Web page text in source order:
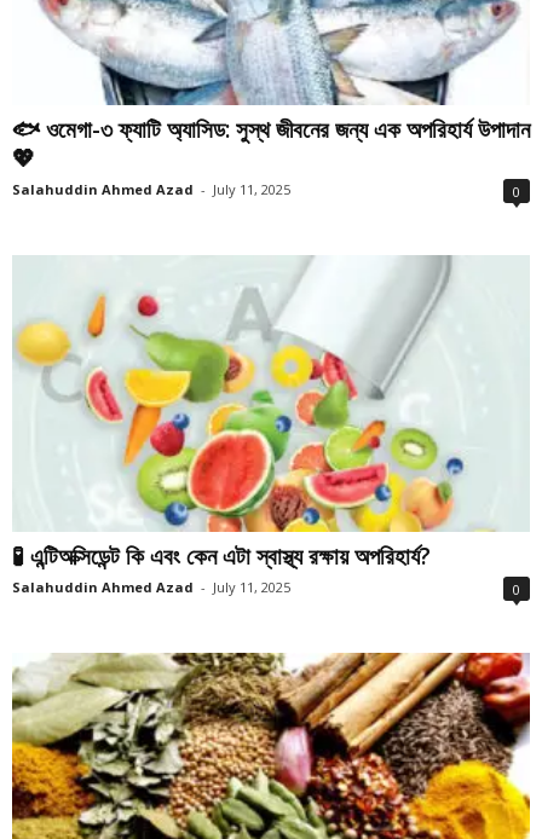
🐟 ওমেগা-৩ ফ্যাটি অ্যাসিড: সুস্থ জীবনের জন্য এক অপরিহার্য উপাদান
💖
Salahuddin Ahmed Azad - July 11, 2025 0
🧪 এন্টিঅক্সিডেন্ট কি এবং কেন এটা স্বাস্থ্য রক্ষায় অপরিহার্য?
Salahuddin Ahmed Azad - July 11, 2025 0